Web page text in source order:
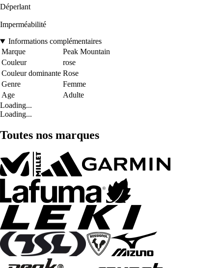
Déperlant
Imperméabilité
Informations complémentaires
Marque
Peak Mountain
Couleur
rose
Couleur dominante Rose
Genre
Femme
Age
Adulte
Loading...
Loading...
Toutes nos marques